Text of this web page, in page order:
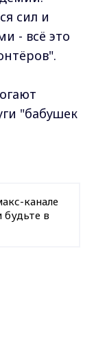
сил и
- всё это
"бабушек
канале
будьте в